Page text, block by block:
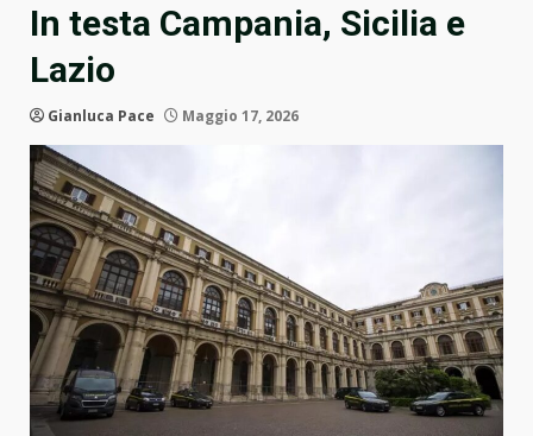
In testa Campania, Sicilia e
Lazio
Gianluca Pace Maggio 17, 2026